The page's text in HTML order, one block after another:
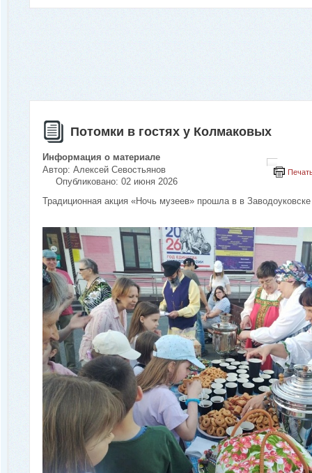
Потомки в гостях у Колмаковых
Информация о материале
Автор: Алексей Севостьянов
Опубликовано: 02 июня 2026
Традиционная акция «Ночь музеев» прошла в в Заводоуковске